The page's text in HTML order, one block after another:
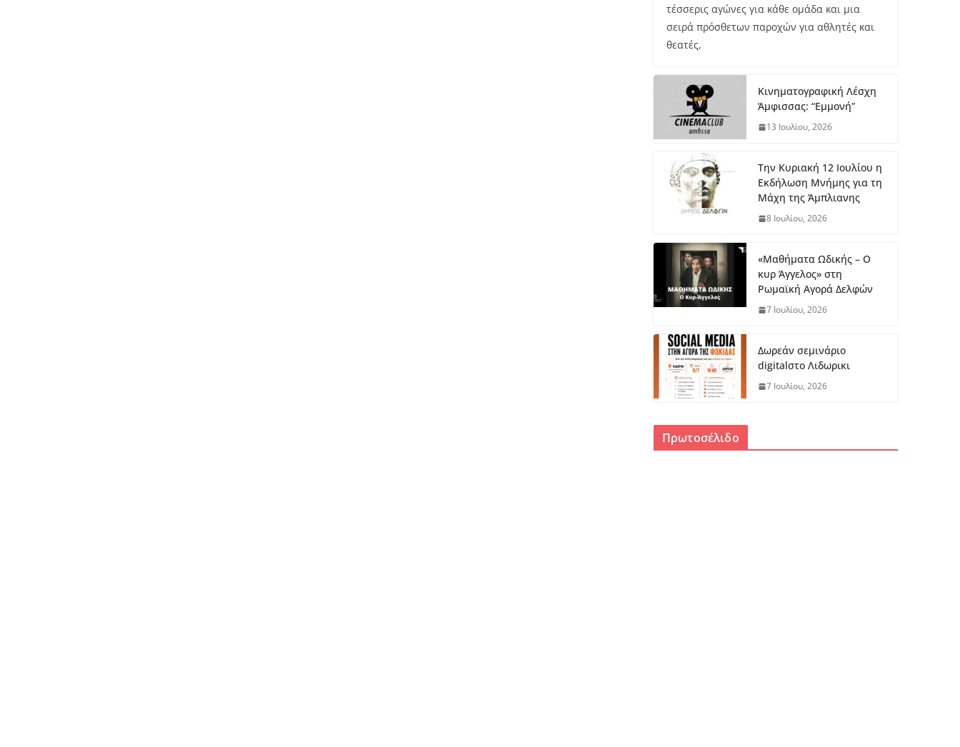
τέσσερις αγώνες για κάθε ομάδα και μια
σειρά πρόσθετων παροχών για αθλητές και
θεατές,
Κινηματογραφική Λέσχη
Άμφισσας: “Εμμονή”
13 Ιουλίου, 2026
Την Κυριακή 12 Ιουλίου η
Εκδήλωση Μνήμης για τη
Μάχη της Άμπλιανης
8 Ιουλίου, 2026
«Μαθήματα Ωδικής – Ο
κυρ Άγγελος» στη
Ρωμαϊκή Αγορά Δελφών
7 Ιουλίου, 2026
Δωρεάν σεμινάριο
digitalστο Λιδωρικι
7 Ιουλίου, 2026
Πρωτοσέλιδο